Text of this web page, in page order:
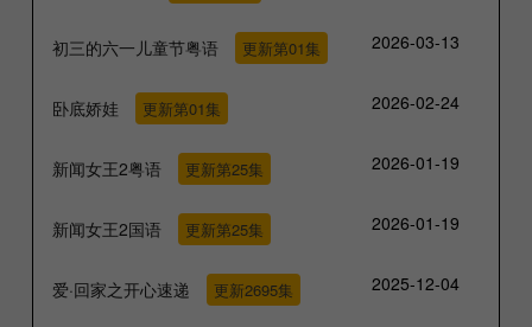
初三的六一儿童节粤语 更新第01集 2026-03-13
卧底娇娃 更新第01集 2026-02-24
新闻女王2粤语 更新第25集 2026-01-19
新闻女王2国语 更新第25集 2026-01-19
爱·回家之开心速递 更新2695集 2025-12-04